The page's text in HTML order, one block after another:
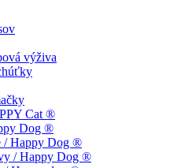
výživa
Cat ®
Dog ®
/ Happy Dog ®
/ Happy Dog ®